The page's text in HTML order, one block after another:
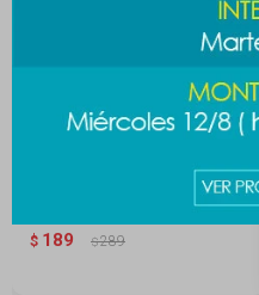
Organizador de maquillaje
$ 189 $289